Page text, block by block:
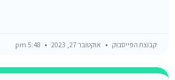
קבוצת הפייסבוק אוקטובר 27, 2023